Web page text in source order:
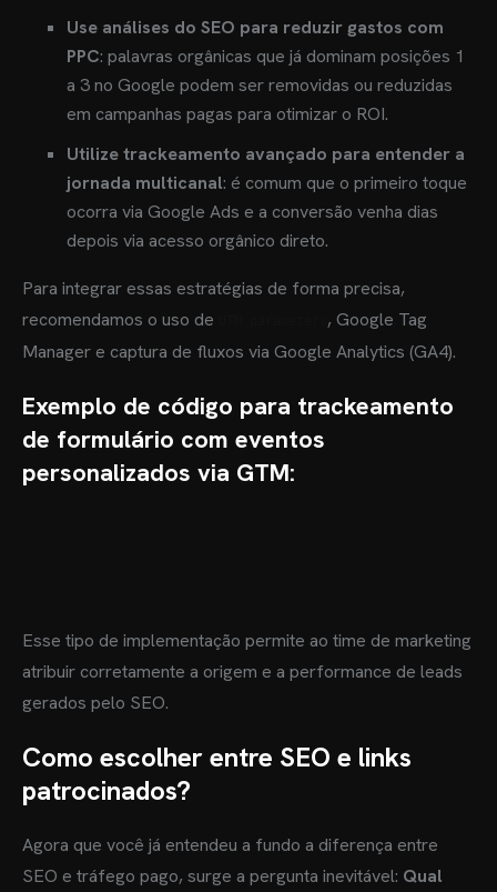
MIM
Use análises do SEO para reduzir gastos com
PPC: palavras orgânicas que já dominam posições 1
a 3 no Google podem ser removidas ou reduzidas
em campanhas pagas para otimizar o ROI.
Utilize trackeamento avançado para entender a
jornada multicanal: é comum que o primeiro toque
ocorra via Google Ads e a conversão venha dias
depois via acesso orgânico direto.
Para integrar essas estratégias de forma precisa,
recomendamos o uso de
, Google Tag
Manager e captura de fluxos via Google Analytics (GA4).
Exemplo de código para trackeamento
de formulário com eventos
personalizados via GTM:
Esse tipo de implementação permite ao time de marketing
atribuir corretamente a origem e a performance de leads
gerados pelo SEO.
Como escolher entre SEO e links
patrocinados?
Agora que você já entendeu a fundo a diferença entre
SEO e tráfego pago, surge a pergunta inevitável: Qual